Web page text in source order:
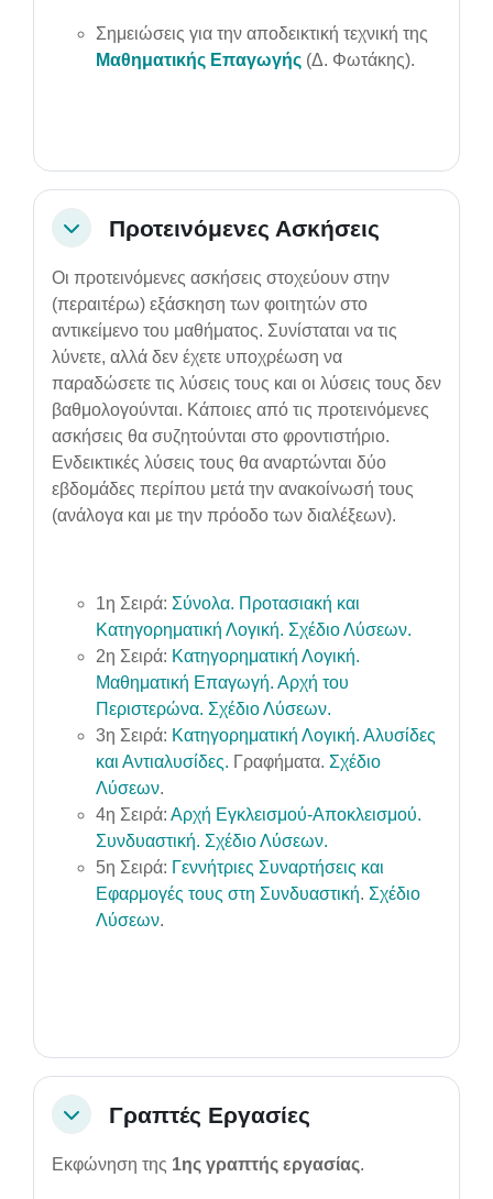
Σημειώσεις για την αποδεικτική τεχνική της
Μαθηματικής Επαγωγής (Δ. Φωτάκης).
CollapseΠροτεινόμενες Ασκήσεις
Οι προτεινόμενες ασκήσεις στοχεύουν στην
(περαιτέρω) εξάσκηση των φοιτητών στο
αντικείμενο του μαθήματος. Συνίσταται να τις
λύνετε, αλλά δεν έχετε υποχρέωση να
παραδώσετε τις λύσεις τους και οι λύσεις τους δεν
βαθμολογούνται. Κάποιες από τις προτεινόμενες
ασκήσεις θα συζητούνται στο φροντιστήριο.
Ενδεικτικές λύσεις τους θα αναρτώνται δύο
εβδομάδες περίπου μετά την ανακοίνωσή τους
(ανάλογα και με την πρόοδο των διαλέξεων).
1η Σειρά: Σύνολα. Προτασιακή και
Κατηγορηματική Λογική. Σχέδιο Λύσεων.
2η Σειρά: Κατηγορηματική Λογική.
Μαθηματική Επαγωγή. Αρχή του
Περιστερώνα. Σχέδιο Λύσεων.
3η Σειρά: Κατηγορηματική Λογική. Αλυσίδες
και Αντιαλυσίδες. Γραφήματα. Σχέδιο
Λύσεων.
4η Σειρά: Αρχή Εγκλεισμού-Αποκλεισμού.
Συνδυαστική. Σχέδιο Λύσεων.
5η Σειρά: Γεννήτριες Συναρτήσεις και
Εφαρμογές τους στη Συνδυαστική. Σχέδιο
Λύσεων.
CollapseΓραπτές Εργασίες
Εκφώνηση της 1ης γραπτής εργασίας.